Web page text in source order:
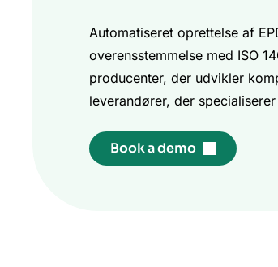
Automatiseret oprettelse af
overensstemmelse med ISO
producenter, der udvikler
leverandører, der
Book a demo